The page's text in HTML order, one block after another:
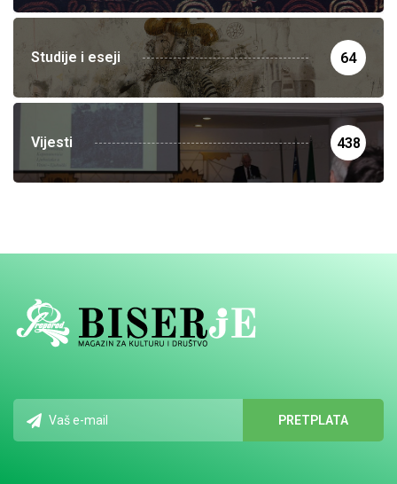
Studije i eseji 64
Vijesti 438